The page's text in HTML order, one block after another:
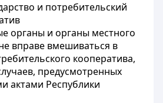
и потребительский
органы и органы местного
вправе вмешиваться в
кооператива,
предусмотренных
актами Республики